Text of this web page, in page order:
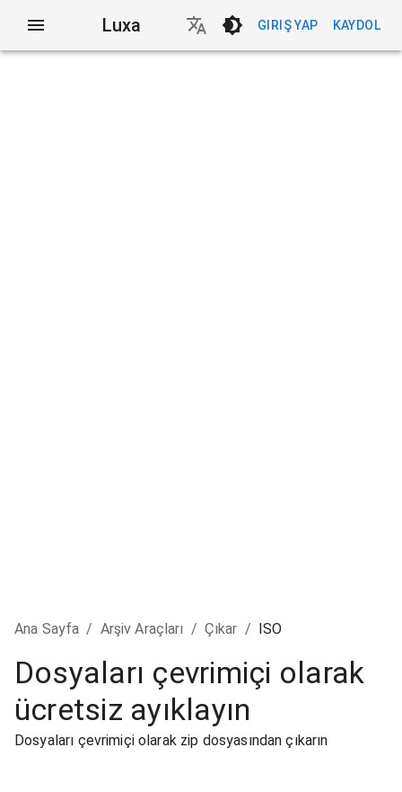
Luxa GIRIŞ YAP KAYDOL
Ana Sayfa / Arşiv Araçları / Çıkar / ISO
Dosyaları çevrimiçi olarak
ücretsiz ayıklayın
Dosyaları çevrimiçi olarak zip dosyasından çıkarın